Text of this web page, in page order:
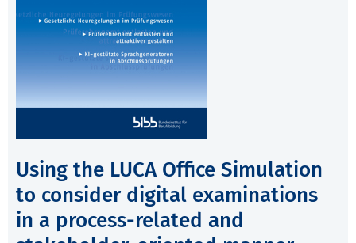
Using the LUCA Office Simulation
to consider digital examinations
in a process-related and